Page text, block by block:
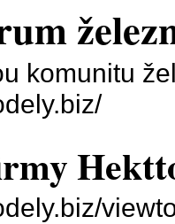
komunitu